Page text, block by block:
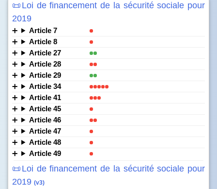
📜Loi de financement de la sécurité sociale pour
2019
Article 7
Article 8
Article 27
Article 28
Article 29
Article 34
Article 41
Article 45
Article 46
Article 47
Article 48
Article 49
📜Loi de financement de la sécurité sociale pour
2019 (v3)